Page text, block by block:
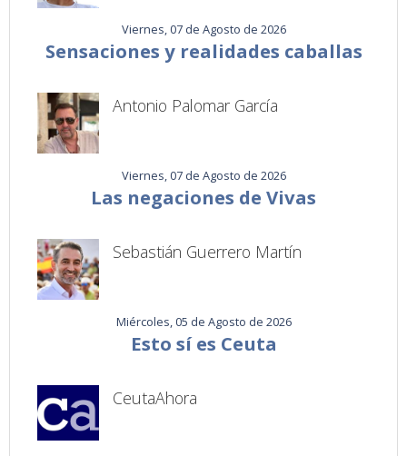
Viernes, 07 de Agosto de 2026
Sensaciones y realidades caballas
Antonio Palomar García
Viernes, 07 de Agosto de 2026
Las negaciones de Vivas
Sebastián Guerrero Martín
Miércoles, 05 de Agosto de 2026
Esto sí es Ceuta
CeutaAhora